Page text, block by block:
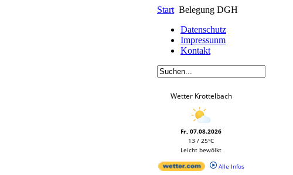
Start Belegung DGH
Datenschutz
Impressunm
Kontakt
Wetter Krottelbach
Fr, 07.08.2026
13 / 25°C
Leicht bewölkt
Alle Infos